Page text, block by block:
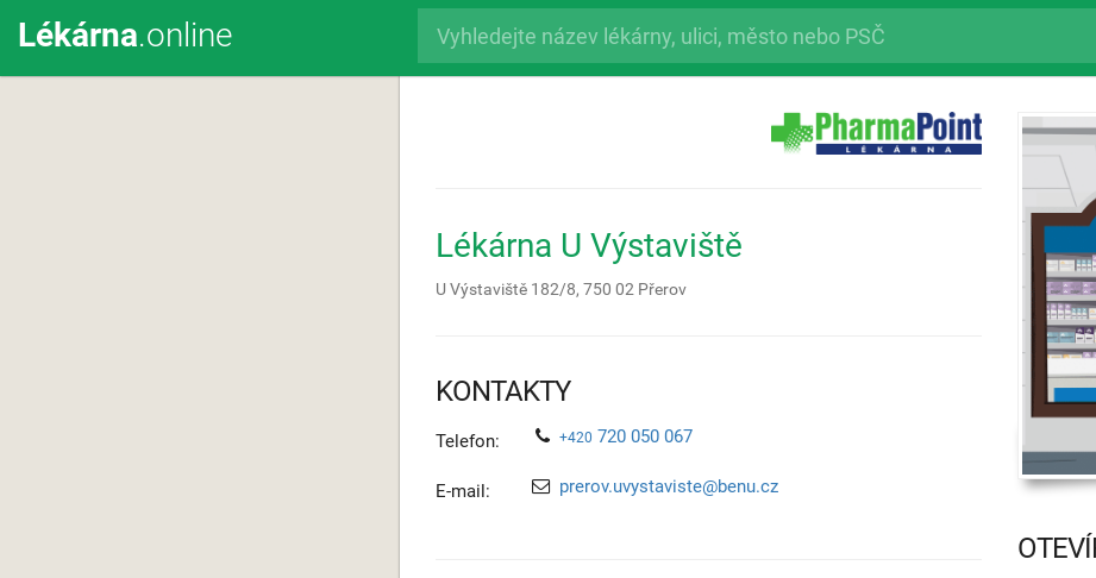
Lékárna.online
Lékárna U Výstaviště
U Výstaviště 182/8, 750 02 Přerov
KONTAKTY
Telefon: +420 720 050 067
E-mail: prerov.uvystaviste@benu.cz